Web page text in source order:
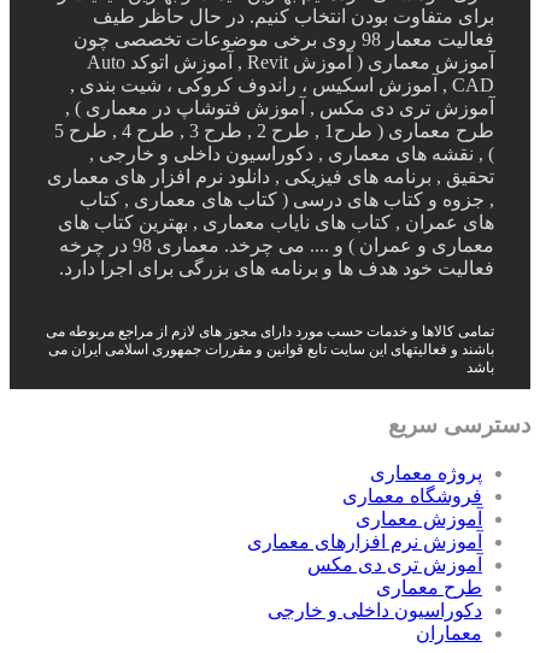
برای متفاوت بودن انتخاب کنیم. در حال حاظر طیف
فعالیت معمار 98 روی برخی موضوعات تخصصی چون
آموزش معماری ( آموزش Revit , آموزش اتوکد Auto
CAD , آموزش اسکیس ، راندوف کروکی ، شیت بندی ,
آموزش تری دی مکس , آموزش فتوشاپ در معماری ) ,
طرح معماری ( طرح1 , طرح 2 , طرح 3 , طرح 4 , طرح 5
) , نقشه های معماری , دکوراسیون داخلی و خارجی ,
تحقیق , برنامه های فیزیکی , دانلود نرم افزار های معماری
, جزوه و کتاب های درسی ( کتاب های معماری , کتاب
های عمران , کتاب های نایاب معماری , بهترین کتاب های
معماری و عمران ) و .... می چرخد. معماری 98 در چرخه
فعالیت خود هدف ها و برنامه های بزرگی برای اجرا دارد.
تمامی کالاها و خدمات حسب مورد دارای مجوز های لازم از مراجع مربوطه می
باشند و فعالیتهای این سایت تابع قوانین و مقررات جمهوری اسلامی ایران می
باشد
دسترسی سریع
پروژه معماری
فروشگاه معماری
آموزش معماری
آموزش نرم افزارهای معماری
آموزش تری دی مکس
طرح معماری
دکوراسیون داخلی و خارجی
معماران